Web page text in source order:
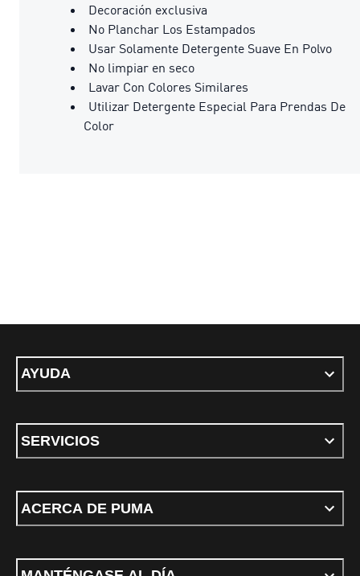
Decoración exclusiva
No Planchar Los Estampados
Usar Solamente Detergente Suave En Polvo
No limpiar en seco
Lavar Con Colores Similares
Utilizar Detergente Especial Para Prendas De
Color
AYUDA
SERVICIOS
ACERCA DE PUMA